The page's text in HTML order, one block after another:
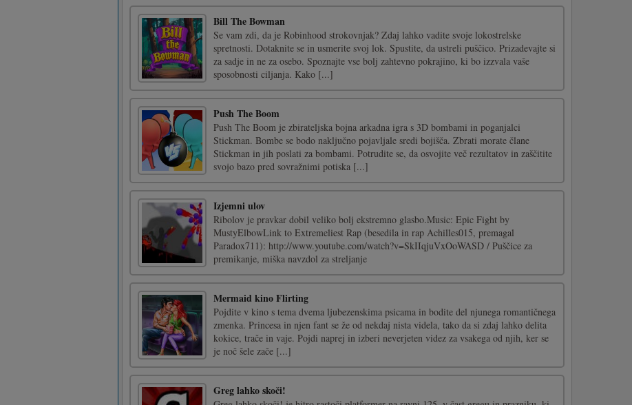
Bill The Bowman
Se vam zdi, da je Robinhood strokovnjak? Zdaj lahko vadite svoje lokostrelske
spretnosti. Dotaknite se in usmerite svoj lok. Spustite, da ustreli puščico. Prizadevajte si
za sadje in ne za osebo. Spoznajte vse bolj zahtevno pokrajino, ki bo izzvala vaše
sposobnosti ciljanja. Kako [...]
Push The Boom
Push The Boom je zbirateljska bojna arkadna igra s 3D bombami in poganjalci
Stickman. Bombe se bodo naključno pojavljale sredi bojišča. Zbrati morate člane
Stickman in jih poslati za bombami. Potrudite se, da osvojite več rezultatov in zaščitite
svojo bazo pred sovražnimi potiska [...]
Izjemni ulov
Ribolov je pravkar dobil veliko bolj ekstremno glasbo.Music: Epic Fight by
MustyElbowLink to Extremeliest Rap (besedila in rap Achilles015, premagal
Paradox711): http://www.youtube.com/watch?v=SkIIqjuVxOoWASD / Puščice za
premikanje, miška navzdol za streljanje
Mermaid kino Flirting
Pojdite v kino s tema dvema ljubezenskima psicama in bodite del njunega romantičnega
zmenka. Princesa in njen fant se že od nekdaj nista videla, tako da si zdaj lahko delita
kokice, trače in vaje. Pojdi naprej in izberi neverjeten videz za vsakega od njih, ker se
je noč šele zače [...]
Greg lahko skoči!